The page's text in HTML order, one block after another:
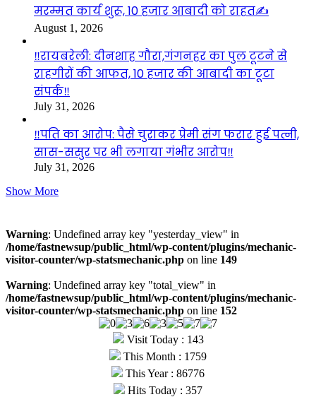
मरम्मत कार्य शुरू, 10 हजार आबादी को राहत✍️
August 1, 2026
‼️रायबरेली: दीनशाह गौरा,गंगनहर का पुल टूटने से
राहगीरों की आफत, 10 हजार की आबादी का टूटा
संपर्क‼️
July 31, 2026
‼️पति का आरोप: पैसे चुराकर प्रेमी संग फरार हुई पत्नी,
सास-ससुर पर भी लगाया गंभीर आरोप‼️
July 31, 2026
Show More
Warning: Undefined array key "yesterday_view" in
/home/fastnewsup/public_html/wp-content/plugins/mechanic-
visitor-counter/wp-statsmechanic.php on line 149
Warning: Undefined array key "total_view" in
/home/fastnewsup/public_html/wp-content/plugins/mechanic-
visitor-counter/wp-statsmechanic.php on line 152
Visit Today : 143
This Month : 1759
This Year : 86776
Hits Today : 357